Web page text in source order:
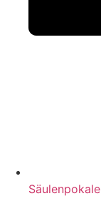
Säulenpokale